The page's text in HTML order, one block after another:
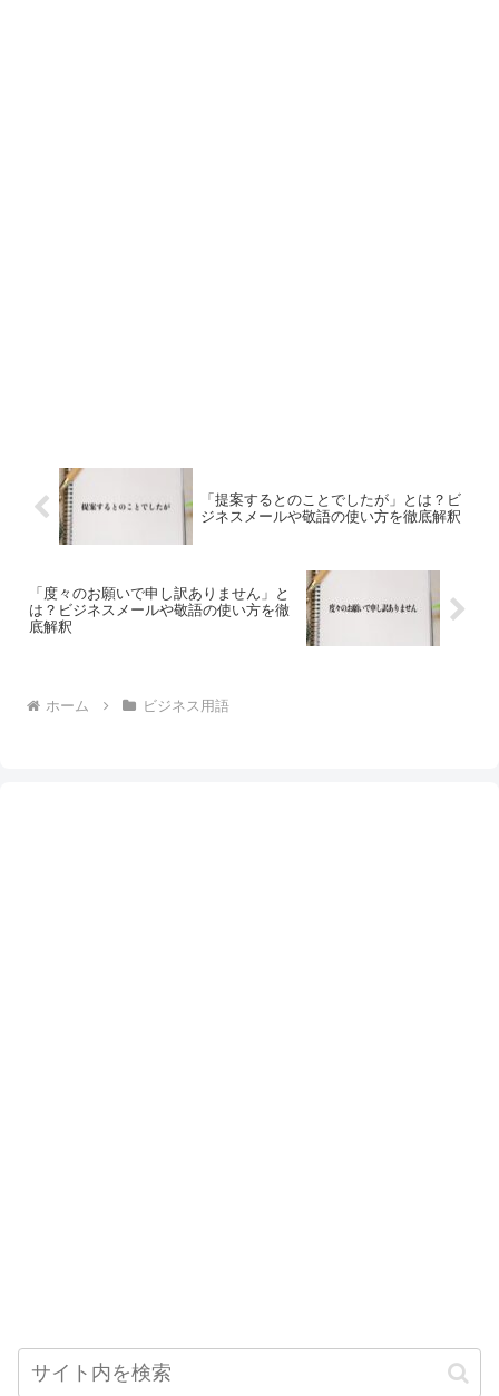
「提案するとのことでしたが」とは？ビ
ジネスメールや敬語の使い方を徹底解釈
「度々のお願いで申し訳ありません」と
は？ビジネスメールや敬語の使い方を徹
底解釈
ホーム ビジネス用語